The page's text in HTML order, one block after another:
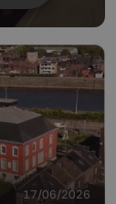
17/06/2026